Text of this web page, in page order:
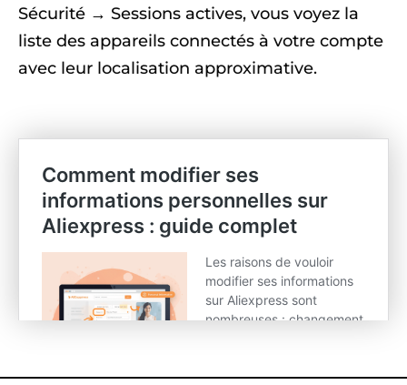
Sécurité → Sessions actives, vous voyez la
liste des appareils connectés à votre compte
avec leur localisation approximative.